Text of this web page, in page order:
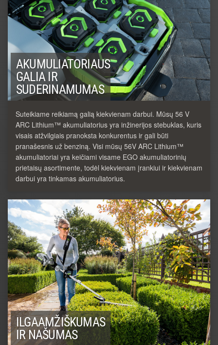
AKUMULIATORIAUS
GALIA IR
SUDERINAMUMAS
Suteikiame reikiamą galią kiekvienam darbui. Mūsų 56 V
ARC Lithium™ akumuliatorius yra inžinerijos stebuklas, kuris
visais atžvilgiais pranoksta konkurentus ir gali būti
pranašesnis už benziną. Visi mūsų 56V ARC Lithium™
akumuliatoriai yra keičiami visame EGO akumuliatorinių
prietaisų asortimente, todėl kiekvienam įrankiui ir kiekvienam
darbui yra tinkamas akumuliatorius.
ILGAAMŽIŠKUMAS
IR NAŠUMAS